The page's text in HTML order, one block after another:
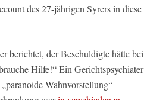
des 27-jährigen Syrers in diese
berichtet, der Beschuldigte hätte bei
Hilfe!“ Ein Gerichtspsychiater
Wahnvorstellung“